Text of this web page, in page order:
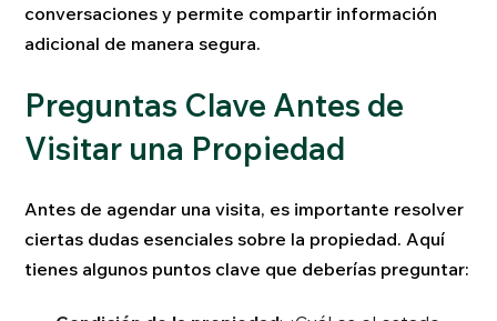
conversaciones y permite compartir información
adicional de manera segura.
Preguntas Clave Antes de
Visitar una Propiedad
Antes de agendar una visita, es importante resolver
ciertas dudas esenciales sobre la propiedad. Aquí
tienes algunos puntos clave que deberías preguntar: